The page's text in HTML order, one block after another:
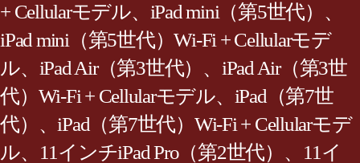
+ Cellularモデル、iPad mini（第5世代）、
iPad mini（第5世代）Wi‑Fi + Cellularモデ
ル、iPad Air（第3世代）、iPad Air（第3世
代）Wi‑Fi + Cellularモデル、iPad（第7世
代）、iPad（第7世代）Wi‑Fi + Cellularモデ
ル、11インチiPad Pro（第2世代）、11イ